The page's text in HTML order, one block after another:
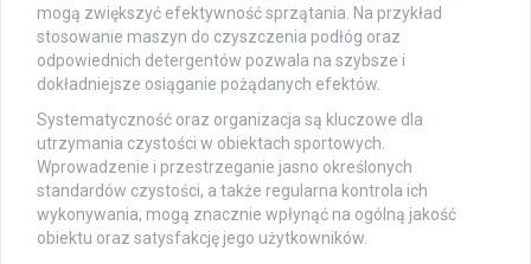
mogą zwiększyć efektywność sprzątania. Na przykład
stosowanie maszyn do czyszczenia podłóg oraz
odpowiednich detergentów pozwala na szybsze i
dokładniejsze osiąganie pożądanych efektów.
Systematyczność oraz organizacja są kluczowe dla
utrzymania czystości w obiektach sportowych.
Wprowadzenie i przestrzeganie jasno określonych
standardów czystości, a także regularna kontrola ich
wykonywania, mogą znacznie wpłynąć na ogólną jakość
obiektu oraz satysfakcję jego użytkowników.